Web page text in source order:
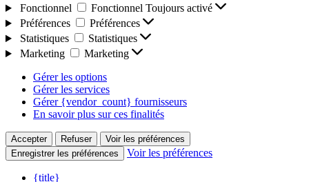
Fonctionnel
Fonctionnel Toujours activé
Préférences
Préférences
Statistiques
Statistiques
Marketing
Marketing
Gérer les options
Gérer les services
Gérer {vendor_count} fournisseurs
En savoir plus sur ces finalités
Accepter Refuser
Voir les préférences
Enregistrer les préférences
Voir les préférences
{title}